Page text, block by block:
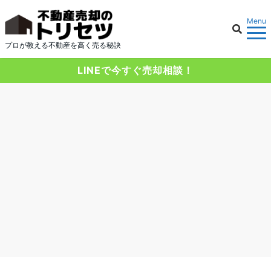
プロが教える不動産を高く売る秘訣
Menu
LINEで今すぐ売却相談！